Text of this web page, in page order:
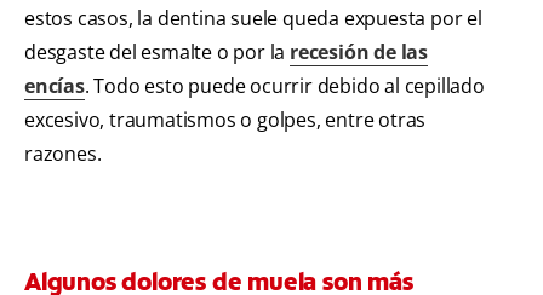
estos casos, la dentina suele queda expuesta por el
desgaste del esmalte o por la recesión de las
encías. Todo esto puede ocurrir debido al cepillado
excesivo, traumatismos o golpes, entre otras
razones.
Algunos dolores de muela son más